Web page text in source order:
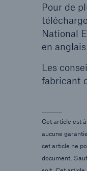
Pour de
National
en
Les
fabricant
Cet article est
aucune
cet article ne
document.